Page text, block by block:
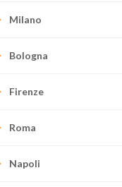
Milano
Bologna
Firenze
Roma
Napoli